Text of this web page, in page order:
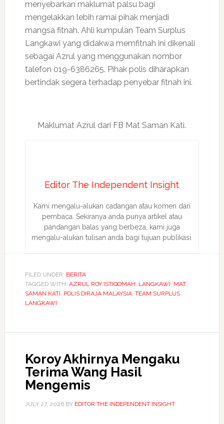
menyebarkan maklumat palsu bagi
mengelakkan lebih ramai pihak menjadi
mangsa fitnah. Ahli kumpulan Team Surplus
Langkawi yang didakwa memfitnah ini dikenali
sebagai Azrul yang menggunakan nombor
talefon 019-6386265. Pihak polis diharapkan
bertindak segera terhadap penyebar fitnah ini.
Maklumat Azrul dari FB Mat Saman Kati.
Editor The Independent Insight
Kami mengalu-alukan cadangan atau komen dari
pembaca. Sekiranya anda punya artikel atau
pandangan balas yang berbeza, kami juga
mengalu-alukan tulisan anda bagi tujuan publikasi.
FILED UNDER: BERITA
TAGGED WITH: AZRUL ROY ISTIQOMAH, LANGKAWI, MAT
SAMAN KATI, POLIS DIRAJA MALAYSIA, TEAM SURPLUS
LANGKAWI
Koroy Akhirnya Mengaku
Terima Wang Hasil
Mengemis
JULY 27, 2026BY EDITOR THE INDEPENDENT INSIGHT